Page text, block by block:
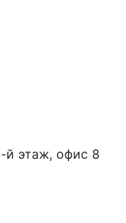
й этаж, офис 8